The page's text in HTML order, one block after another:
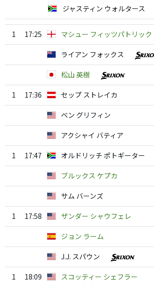
ジャスティン ウォルタース
1 17:25 マシュー フィッツパトリック
ライアン フォックス
松山 英樹
1 17:36 セップ ストレイカ
ベン グリフィン
アクシャイ バティア
1 17:47 オルドリッチ ポトギーター
ブルックス ケプカ
サム バーンズ
1 17:58 ザンダー シャウフェレ
ジョン ラーム
J.J. スパウン
1 18:09 スコッティー シェフラー